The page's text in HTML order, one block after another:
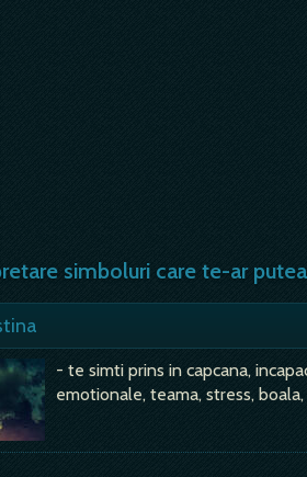
simboluri care te-ar
- te simti prins in capcana,
emotionale, teama, stress,